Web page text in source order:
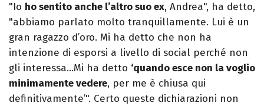
"Io ho sentito anche l’altro suo ex, Andrea", ha detto,
"abbiamo parlato molto tranquillamente. Lui è un
gran ragazzo d’oro. Mi ha detto che non ha
intenzione di esporsi a livello di social perché non
gli interessa…Mi ha detto ‘quando esce non la voglio
minimamente vedere, per me è chiusa qui
definitivamente’". Certo queste dichiarazioni non